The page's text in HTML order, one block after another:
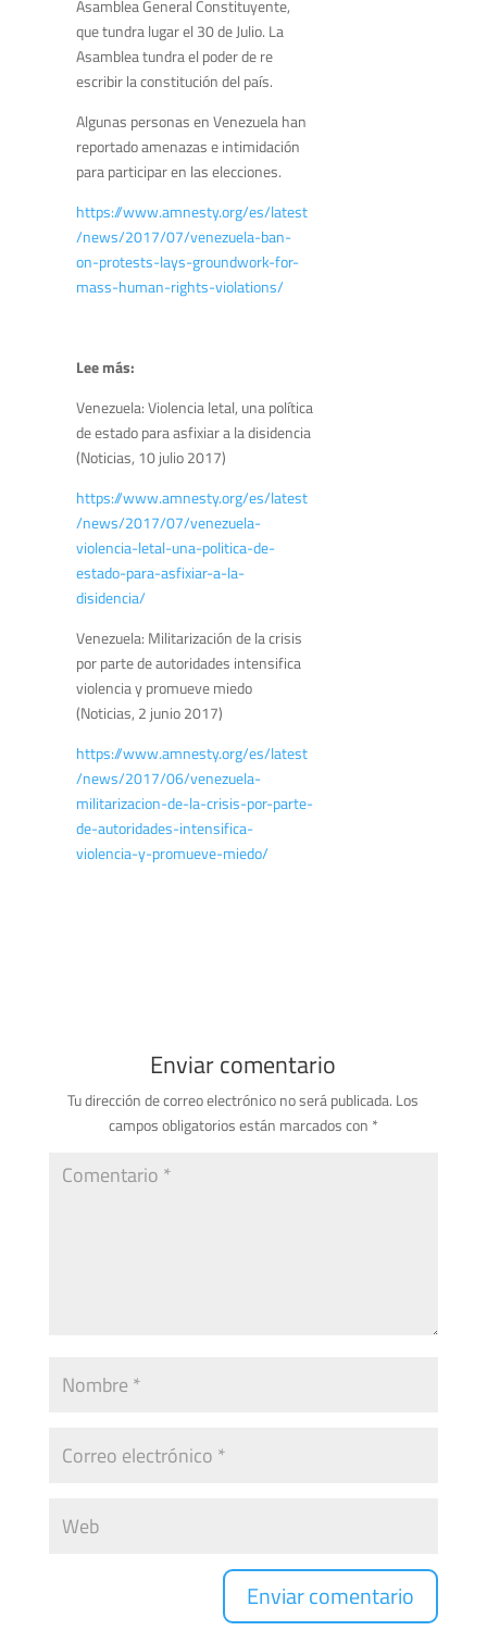
Asamblea General Constituyente,
que tundra lugar el 30 de Julio. La
Asamblea tundra el poder de re
escribir la constitución del país.
Algunas personas en Venezuela han
reportado amenazas e intimidación
para participar en las elecciones.
https://www.amnesty.org/es/latest
/news/2017/07/venezuela-ban-
on-protests-lays-groundwork-for-
mass-human-rights-violations/
Lee más:
Venezuela: Violencia letal, una política
de estado para asfixiar a la disidencia
(Noticias, 10 julio 2017)
https://www.amnesty.org/es/latest
/news/2017/07/venezuela-
violencia-letal-una-politica-de-
estado-para-asfixiar-a-la-
disidencia/
Venezuela: Militarización de la crisis
por parte de autoridades intensifica
violencia y promueve miedo
(Noticias, 2 junio 2017)
https://www.amnesty.org/es/latest
/news/2017/06/venezuela-
militarizacion-de-la-crisis-por-parte-
de-autoridades-intensifica-
violencia-y-promueve-miedo/
Enviar comentario
Tu dirección de correo electrónico no será publicada. Los
campos obligatorios están marcados con *